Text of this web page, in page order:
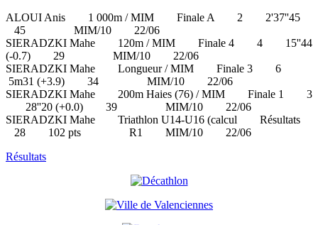
ALOUI Anis 1 000m / MIM Finale A 2 2'37''45
45 MIM/10 22/06
SIERADZKI Mahe 120m / MIM Finale 4 4 15''44
(-0.7) 29 MIM/10 22/06
SIERADZKI Mahe Longueur / MIM Finale 3 6
5m31 (+3.9) 34 MIM/10 22/06
SIERADZKI Mahe 200m Haies (76) / MIM Finale 1 3
28''20 (+0.0) 39 MIM/10 22/06
SIERADZKI Mahe Triathlon U14-U16 (calcul Résultats
28 102 pts R1 MIM/10 22/06
Résultats